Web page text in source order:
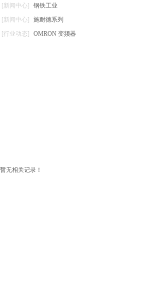
[新闻中心]
钢铁工业
[新闻中心]
施耐德系列
[行业动态]
OMRON 变频器
暂无相关记录！